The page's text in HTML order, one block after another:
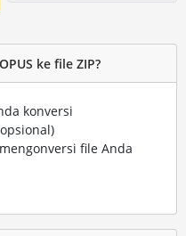
ke file ZIP?
konversi
file Anda